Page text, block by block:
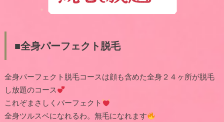
■全身パーフェクト脱毛
全身パーフェクト脱毛コースは顔も含めた全身２４ヶ所が脱毛
し放題のコース
これぞまさしくパーフェクト
全身ツルスベになれるわ。無毛になれます